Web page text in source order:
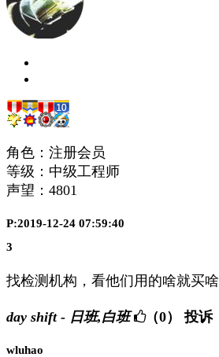
角色：注册会员
等级：中级工程师
声望： 4801
P:2019-12-24 07:59:40
3
找检测机构，看他们用的啥就买啥
day shift - 日班,白班 （0） 投诉
wluhao